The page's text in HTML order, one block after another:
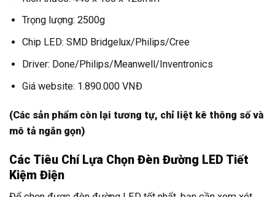
Trọng lượng: 2500g
Chip LED: SMD Bridgelux/Philips/Cree
Driver: Done/Philips/Meanwell/Inventronics
Giá website: 1.890.000 VNĐ
(Các sản phẩm còn lại tương tự, chỉ liệt kê thông số và
mô tả ngắn gọn)
Các Tiêu Chí Lựa Chọn Đèn Đường LED Tiết
Kiệm Điện